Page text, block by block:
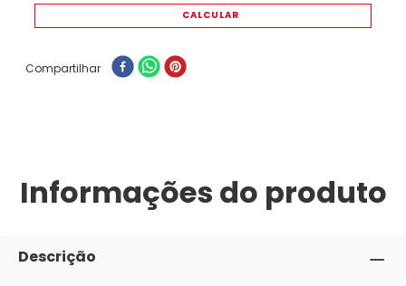
Compartilhar
Informações do produto
Descrição